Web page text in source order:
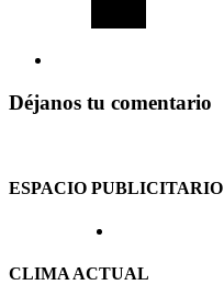
Déjanos tu comentario
ESPACIO PUBLICITARIO
CLIMA ACTUAL